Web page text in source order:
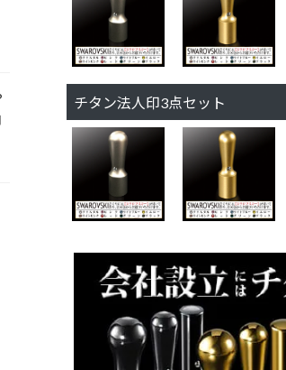
チタン法人印3点セット